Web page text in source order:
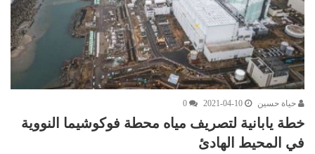
حياة حسين 2021-04-10
0
خطة يابانية لتصريف مياه محطة فوكوشيما النووية
في المحيط الهادئ